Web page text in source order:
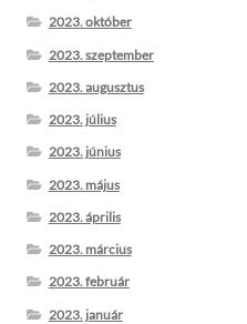
2023. október
2023. szeptember
2023. augusztus
2023. július
2023. június
2023. május
2023. április
2023. március
2023. február
2023. január